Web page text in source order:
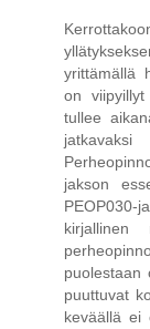
yrittämällä
on
tullee
jakson
PEOP030-
kirjallinen
puolestaan
puuttuvat
keväällä ei